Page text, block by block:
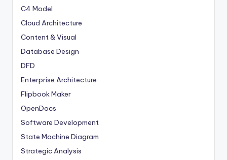
C4 Model
Cloud Architecture
Content & Visual
Database Design
DFD
Enterprise Architecture
Flipbook Maker
OpenDocs
Software Development
State Machine Diagram
Strategic Analysis